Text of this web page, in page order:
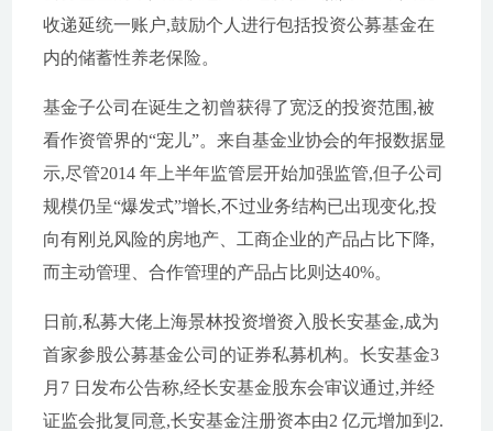
收递延统一账户,鼓励个人进行包括投资公募基金在
内的储蓄性养老保险。
基金子公司在诞生之初曾获得了宽泛的投资范围,被
看作资管界的“宠儿”。来自基金业协会的年报数据显
示,尽管2014 年上半年监管层开始加强监管,但子公司
规模仍呈“爆发式”增长,不过业务结构已出现变化,投
向有刚兑风险的房地产、工商企业的产品占比下降,
而主动管理、合作管理的产品占比则达40%。
日前,私募大佬上海景林投资增资入股长安基金,成为
首家参股公募基金公司的证券私募机构。长安基金3
月7 日发布公告称,经长安基金股东会审议通过,并经
证监会批复同意,长安基金注册资本由2 亿元增加到2.